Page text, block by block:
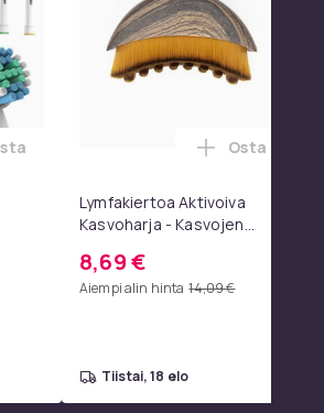
HD Nintendo ostoskoriin
12-pack Oral-B yhteensopivia
Lymfakiertoa Aktivoiva
Kasvoharja - Kasvojen
Kasvohierontaan ja
Lymfaterapiaan
8,69 €
Aiempi alin hinta 14,09 €
Lisää
Osta
tiistai, 18 elo